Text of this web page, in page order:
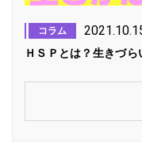
コラム
ＨＳＰとは？生きづ